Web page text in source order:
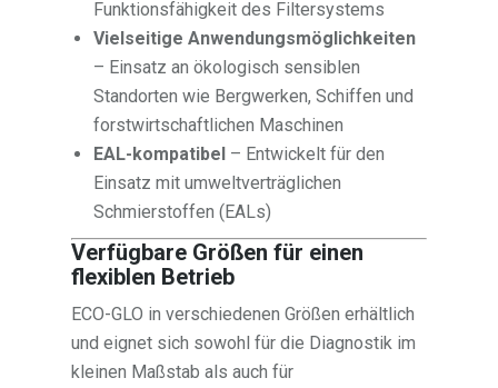
Funktionsfähigkeit des Filtersystems
Vielseitige Anwendungsmöglichkeiten
– Einsatz an ökologisch sensiblen
Standorten wie Bergwerken, Schiffen und
forstwirtschaftlichen Maschinen
EAL-kompatibel – Entwickelt für den
Einsatz mit umweltverträglichen
Schmierstoffen (EALs)
Verfügbare Größen für einen
flexiblen Betrieb
ECO-GLO in verschiedenen Größen erhältlich
und eignet sich sowohl für die Diagnostik im
kleinen Maßstab als auch für